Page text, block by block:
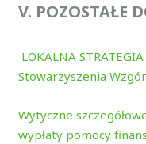
V. POZOSTAŁE
LOKALNA
Stowarzyszenia
Wytyczne
wypłaty pomocy